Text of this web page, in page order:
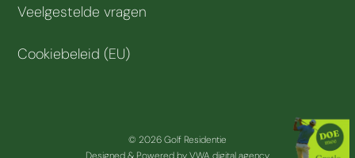
Veelgestelde vragen
Cookiebeleid (EU)
© 2026 Golf Residentie
Designed & Powered byVWA digital agency